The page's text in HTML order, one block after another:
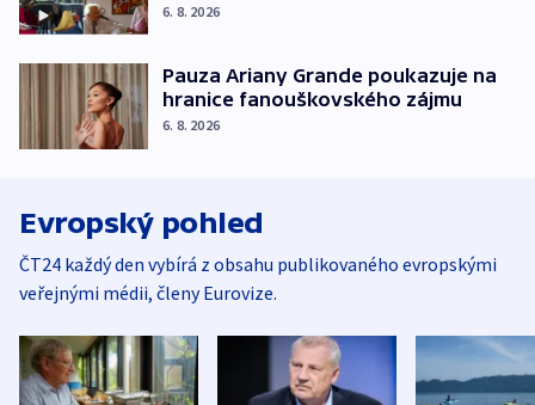
6. 8. 2026
Pauza Ariany Grande poukazuje na
hranice fanouškovského zájmu
6. 8. 2026
Evropský pohled
ČT24 každý den vybírá z obsahu publikovaného evropskými
veřejnými médii, členy Eurovize.